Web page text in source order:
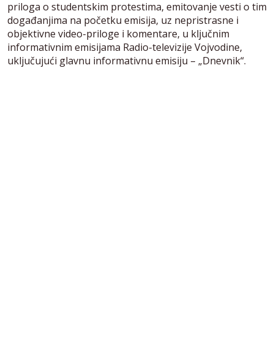
priloga o studentskim protestima, emitovanje vesti o tim
događanjima na početku emisija, uz nepristrasne i
objektivne video-priloge i komentare, u ključnim
informativnim emisijama Radio-televizije Vojvodine,
uključujući glavnu informativnu emisiju – „Dnevnik“.